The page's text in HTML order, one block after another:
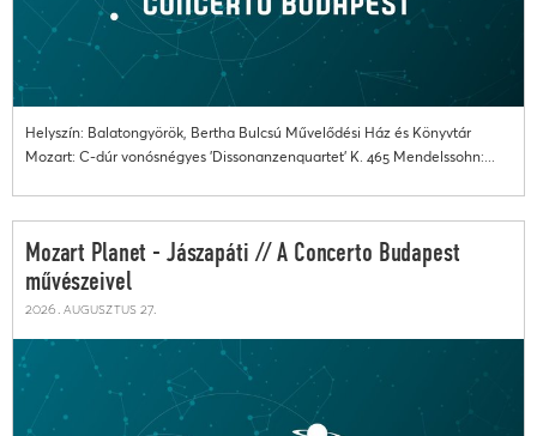
Helyszín: Balatongyörök, Bertha Bulcsú Művelődési Ház és Könyvtár
Mozart: C-dúr vonósnégyes 'Dissonanzenquartet' K. 465 Mendelssohn:...
Mozart Planet - Jászapáti // A Concerto Budapest
művészeivel
2026. augusztus 27.